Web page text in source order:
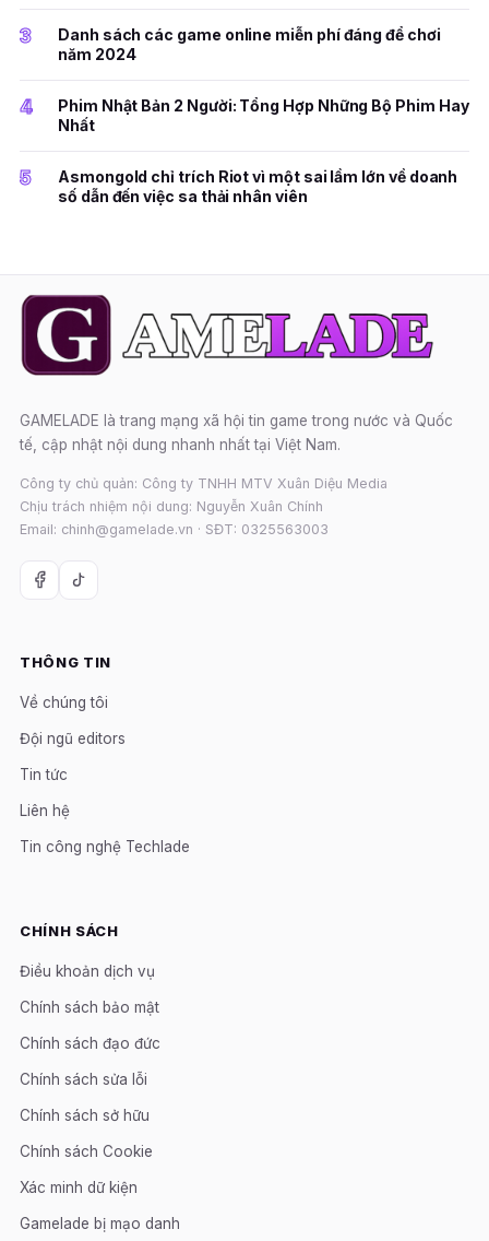
3
Danh sách các game online miễn phí đáng để chơi
năm 2024
4
Phim Nhật Bản 2 Người: Tổng Hợp Những Bộ Phim Hay
Nhất
5
Asmongold chỉ trích Riot vì một sai lầm lớn về doanh
số dẫn đến việc sa thải nhân viên
GAMELADE là trang mạng xã hội tin game trong nước và Quốc
tế, cập nhật nội dung nhanh nhất tại Việt Nam.
Công ty chủ quản: Công ty TNHH MTV Xuân Diệu Media
Chịu trách nhiệm nội dung: Nguyễn Xuân Chính
Email: chinh@gamelade.vn · SĐT: 0325563003
THÔNG TIN
Về chúng tôi
Đội ngũ editors
Tin tức
Liên hệ
Tin công nghệ Techlade
CHÍNH SÁCH
Điều khoản dịch vụ
Chính sách bảo mật
Chính sách đạo đức
Chính sách sửa lỗi
Chính sách sở hữu
Chính sách Cookie
Xác minh dữ kiện
Gamelade bị mạo danh